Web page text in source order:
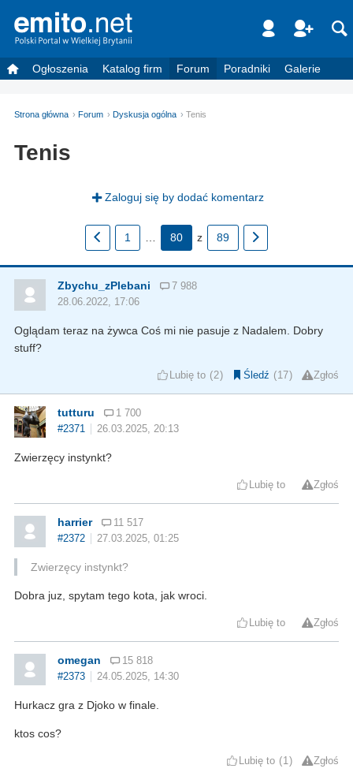
Ogłoszenia Katalog firm Forum Poradniki Galerie
Strona główna Forum Dyskusja ogólna Tenis
Tenis
Zaloguj się by dodać komentarz
1 80 z 89
Zbychu_zPlebani
7 988
28.06.2022, 17:06
Oglądam teraz na żywca Coś mi nie pasuje z Nadalem. Dobry
stuff?
Lubię to 2 Śledź 17 Zgłoś
tutturu
1 700
#2371
26.03.2025, 20:13
Zwierzęcy instynkt?
Lubię to Zgłoś
harrier
11 517
#2372
27.03.2025, 01:25
Zwierzęcy instynkt?
Dobra juz, spytam tego kota, jak wroci.
Lubię to Zgłoś
omegan
15 818
#2373
24.05.2025, 14:30
Hurkacz gra z Djoko w finale.
ktos cos?
Lubię to 1 Zgłoś